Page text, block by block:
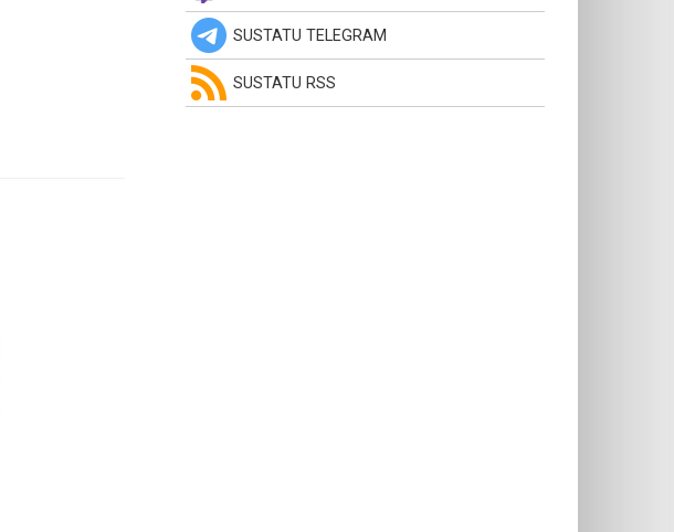
SUSTATU TELEGRAM
SUSTATU RSS